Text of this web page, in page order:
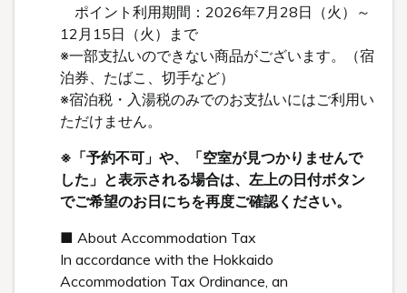
ポイント利用期間：2026年7月28日（火）～
12月15日（火）まで
※一部支払いのできない商品がございます。（宿
泊券、たばこ、切手など）
※宿泊税・入湯税のみでのお支払いにはご利用い
ただけません。
※「予約不可」や、「空室が見つかりませんで
した」と表示される場合は、左上の日付ボタン
でご希望のお日にちを再度ご確認ください。
■ About Accommodation Tax
In accordance with the Hokkaido
Accommodation Tax Ordinance, an